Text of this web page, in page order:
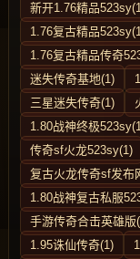
新开1.76精品
1.76复古精品
1.76复古精品传奇
迷失传奇基地(1)
三星迷失传奇(1)
1.80战神终极
传奇sf火龙523sy(1)
复古火龙传奇sf发布
1.80战神复古私服
手游传奇合击英雄版
1.95诛仙传奇(1)